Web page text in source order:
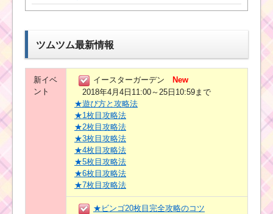
ツムツム最新情報
新イベ
ント
イースターガーデン New
2018年4月4日11:00～25日10:59まで
★遊び方と攻略法
★1枚目攻略法
★2枚目攻略法
★3枚目攻略法
★4枚目攻略法
★5枚目攻略法
★6枚目攻略法
★7枚目攻略法
★ビンゴ20枚目完全攻略のコツ